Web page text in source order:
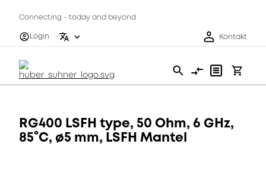
Connecting - today and beyond
Login
Kontakt
RG400 LSFH type, 50 Ohm, 6 GHz,
85°C, ø5 mm, LSFH Mantel